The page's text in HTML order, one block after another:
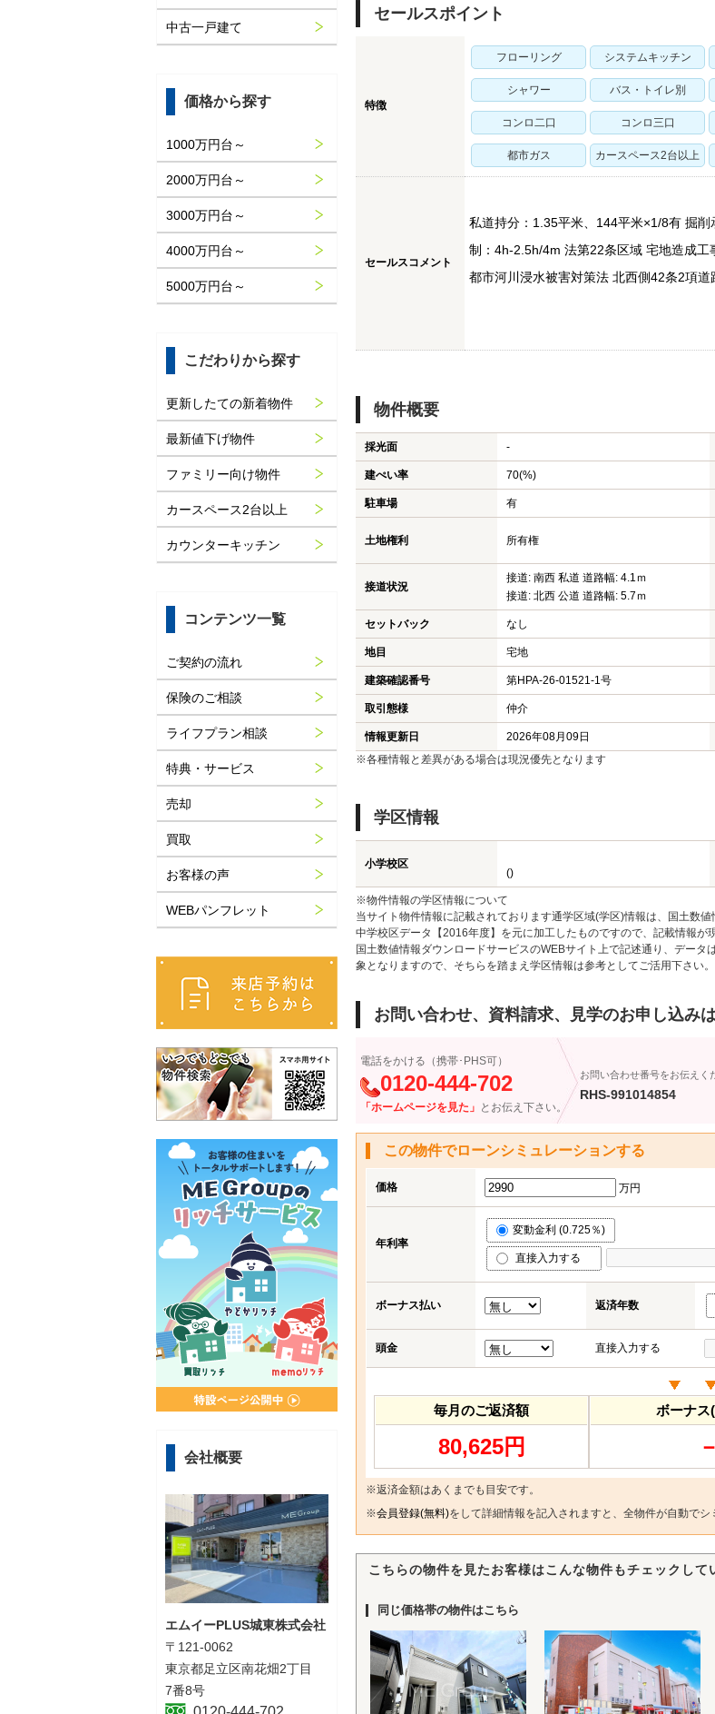
セールスポイント
特徴
フローリング システムキッチン
シャワー バス・トイレ別
コンロ二口 コンロ三口
都市ガス カースペース2台以上
セールスコメント
私道持分：1.35平米、144平米×1/8有 掘
制：4h-2.5h/4m 法第22条区域 宅地造成
都市河川浸水被害対策法 北西側42条2項
物件概要
採光面 -
建ぺい率 70(%)
駐車場 有
土地権利 所有権
接道状況
接道: 南西 私道 道路幅: 4.1ｍ
接道: 北西 公道 道路幅: 5.7ｍ
セットバック なし
地目 宅地
建築確認番号 第HPA-26-01521-1号
取引態様 仲介
情報更新日 2026年08月09日
※各種情報と差異がある場合は現況優先となります
学区情報
小学校区
()
※物件情報の学区情報について
当サイト物件情報に記載されております通学区域(学区)情報は、国土数
中学校区データ【2016年度】を元に加工したものですので、記載情報が
国土数値情報ダウンロードサービスのWEBサイト上で記述通り、デー
象となりますので、そちらを踏まえ学区情報は参考としてご活用下さい。
お問い合わせ、資料請求、見学のお申し込み
電話をかける（携帯･PHS可）
0120-444-702
「ホームページを見た」 とお伝え下さい。
お問い合わせ番号をお伝えく
RHS-991014854
この物件でローンシミュレーションする
価格 万円
年利率
変動金利 (0.725％)
直接入力する
ボーナス払い 返済年数
頭金 直接入力する
毎月のご返済額
80,625円
ボーナス
－
※返済金額はあくまでも目安です。
※会員登録(無料)をして詳細情報を記入されますと、全物件が自動でシ
こちらの物件を見たお客様はこんな物件もチェックして
同じ価格帯の物件はこちら
中古一戸建て
価格から探す
1000万円台～
2000万円台～
3000万円台～
4000万円台～
5000万円台～
こだわりから探す
更新したての新着物件
最新値下げ物件
ファミリー向け物件
カースペース2台以上
カウンターキッチン
コンテンツ一覧
ご契約の流れ
保険のご相談
ライフプラン相談
特典・サービス
売却
買取
お客様の声
WEBパンフレット
会社概要
エムイーPLUS城東株式会社
〒121-0062
東京都足立区南花畑2丁目
7番8号